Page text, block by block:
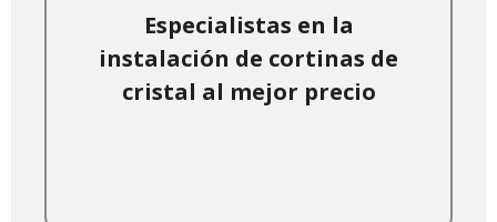
Especialistas en la
instalación de cortinas de
cristal al mejor precio